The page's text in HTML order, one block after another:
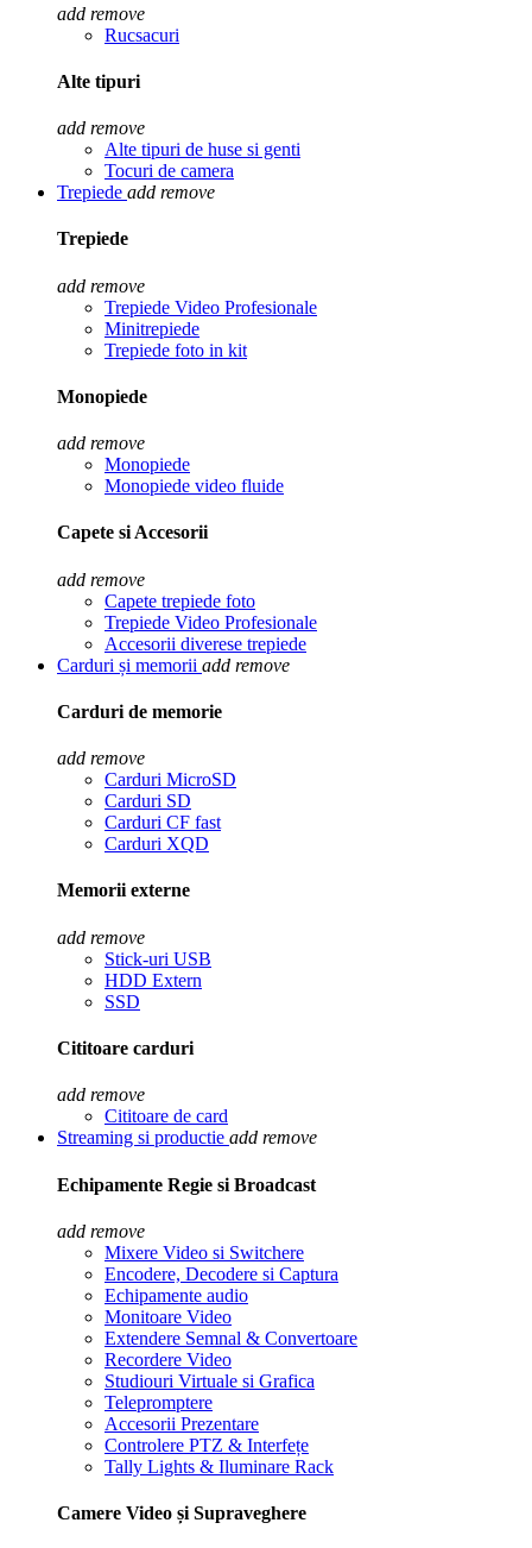
add remove
Rucsacuri
Alte tipuri
add remove
Alte tipuri de huse si genti
Tocuri de camera
Trepiede add remove
Trepiede
add remove
Trepiede Video Profesionale
Minitrepiede
Trepiede foto in kit
Monopiede
add remove
Monopiede
Monopiede video fluide
Capete si Accesorii
add remove
Capete trepiede foto
Trepiede Video Profesionale
Accesorii diverese trepiede
Carduri și memorii add remove
Carduri de memorie
add remove
Carduri MicroSD
Carduri SD
Carduri CF fast
Carduri XQD
Memorii externe
add remove
Stick-uri USB
HDD Extern
SSD
Cititoare carduri
add remove
Cititoare de card
Streaming si productie add remove
Echipamente Regie si Broadcast
add remove
Mixere Video si Switchere
Encodere, Decodere si Captura
Echipamente audio
Monitoare Video
Extendere Semnal & Convertoare
Recordere Video
Studiouri Virtuale si Grafica
Telepromptere
Accesorii Prezentare
Controlere PTZ & Interfețe
Tally Lights & Iluminare Rack
Camere Video și Supraveghere